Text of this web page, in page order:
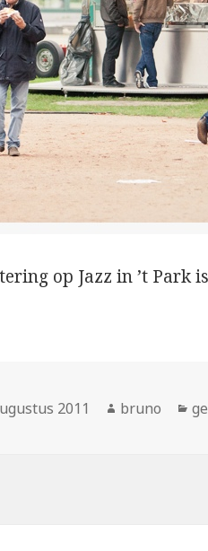
op Jazz in ’t Park
2011 Auteur
bruno